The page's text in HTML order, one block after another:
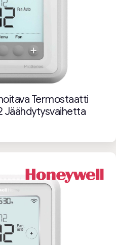
Termostaatti
Jäähdytysvaihetta